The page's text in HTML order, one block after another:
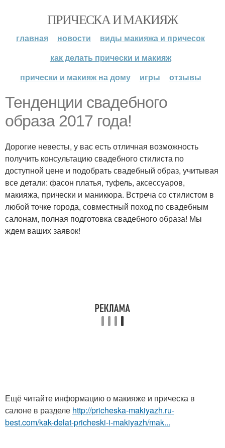
ПРИЧЕСКА И МАКИЯЖ
главная новости
виды макияжа и причесок
как делать прически и макияж
прически и макияж на дому
игры отзывы
Тенденции свадебного
образа 2017 года!
Дорогие невесты, у вас есть отличная возможность
получить консультацию свадебного стилиста по
доступной цене и подобрать свадебный образ, учитывая
все детали: фасон платья, туфель, аксессуаров,
макияжа, прически и маникюра. Встреча со стилистом в
любой точке города, совместный поход по свадебным
салонам, полная подготовка свадебного образа! Мы
ждем ваших заявок!
Ещё читайте информацию о макияже и прическа в
салоне в разделе http://pricheska-makiyazh.ru-
best.com/kak-delat-pricheski-i-makiyazh/mak...